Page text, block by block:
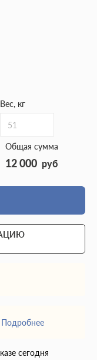
Вес, кг
51
Общая сумма
12 000 руб
Подробнее
сегодня